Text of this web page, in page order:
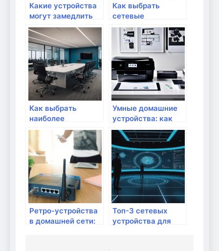
Какие устройства
могут замедлить
скорость
интернета?
Как выбрать
сетевые
устройства с
защитой от
перегрева?
Как выбрать
наиболее
эффективные
устройства для
интернета?
Умные домашние
устройства: как
выбрать
правильный
маршрутизатор
Ретро-устройства
в домашней сети:
Топ-3 сетевых
устройства для